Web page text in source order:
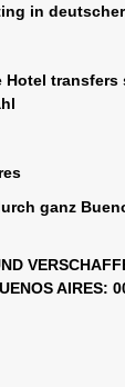
in
Hotel
ganz
AIRES: